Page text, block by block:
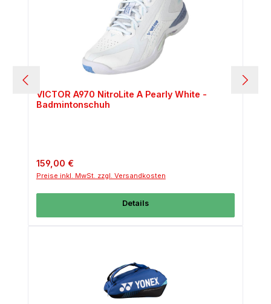
VICTOR A970 NitroLite A Pearly White -
Badmintonschuh
Regulärer Preis:
159,00 €
Preise inkl. MwSt. zzgl. Versandkosten
Details